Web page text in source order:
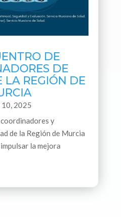
DE
DE
LA REGIÓN DE
10, 2025
y
de la Región de Murcia
la mejora